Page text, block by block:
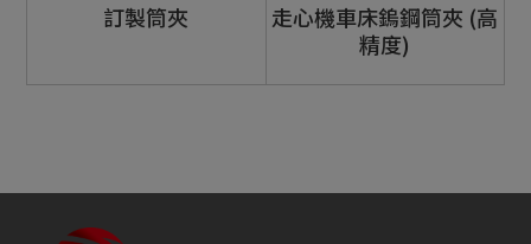
客製化產品
訂製筒夾
走心機車床鎢鋼筒夾 (高
精度)